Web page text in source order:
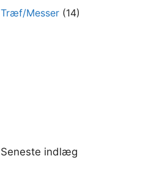
Træf/Messer (14)
Seneste indlæg